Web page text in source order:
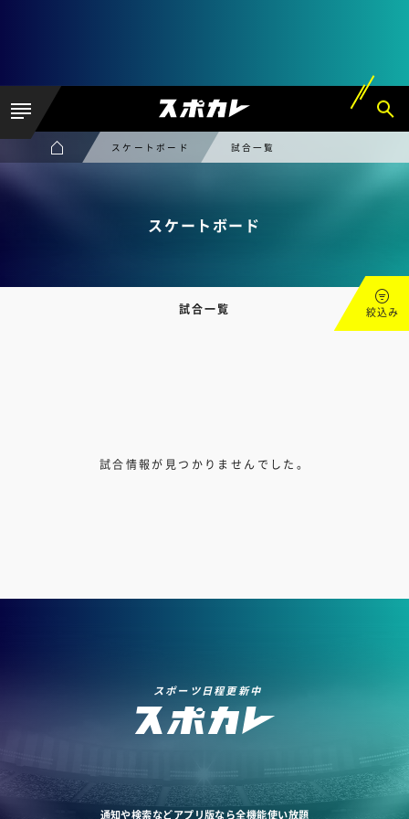
スケートボード 試合一覧
スケートボード
試合一覧 絞込み
試合情報が見つかりませんでした。
スポーツ日程更新中
通知や検索などアプリ版なら全機能使い放題